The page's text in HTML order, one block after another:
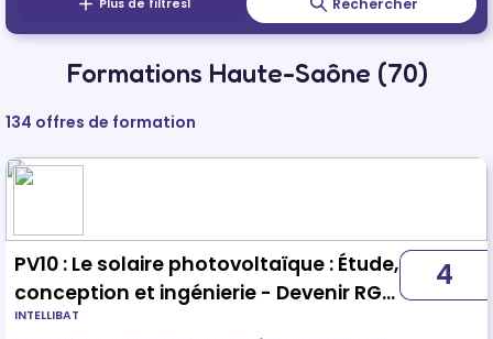
Plus de filtres1
Formations Haute-Saône (70)
134 offres de formation
PV10 : Le solaire photovoltaïque : Étude,
conception et ingénierie - Devenir RGE
Études
INTELLIBAT
4